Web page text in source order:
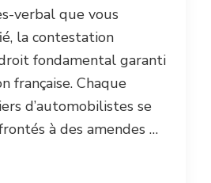
verbal que vous
la contestation
fondamental garanti
française. Chaque
d’automobilistes se
à des amendes …